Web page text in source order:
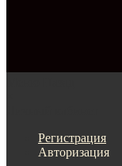
Регистрация
Авторизация